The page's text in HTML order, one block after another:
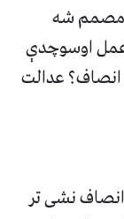
مصمم شه
اوسوچدې
عدالت
نشی تر